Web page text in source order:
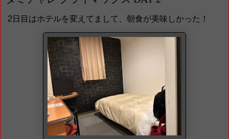
2日目はホテルを変えてまして、朝食が美味しかった！